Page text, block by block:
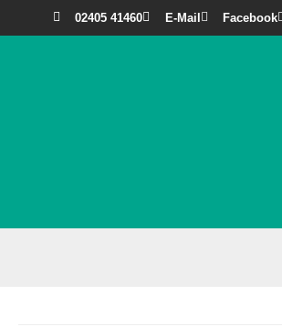
02405 41460 E-Mail Facebook